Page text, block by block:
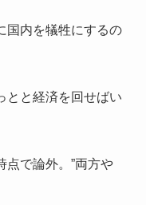
国内を犠牲にするの
とと経済を回せばい
点で論外。”両方や